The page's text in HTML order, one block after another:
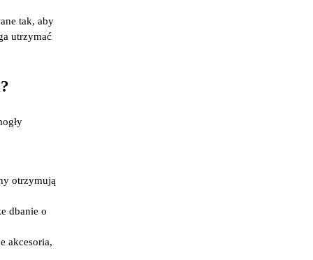
tak, aby
utrzymać
otrzymują
dbanie o
akcesoria,